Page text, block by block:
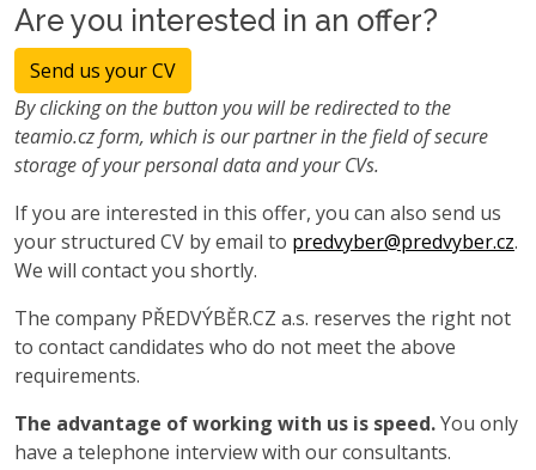
Are you interested in an offer?
Send us your CV
By clicking on the button you will be redirected to the
teamio.cz form, which is our partner in the field of secure
storage of your personal data and your CVs.
If you are interested in this offer, you can also send us
your structured CV by email to predvyber@predvyber.cz.
We will contact you shortly.
The company PŘEDVÝBĚR.CZ a.s. reserves the right not
to contact candidates who do not meet the above
requirements.
The advantage of working with us is speed.You only
have a telephone interview with our consultants.